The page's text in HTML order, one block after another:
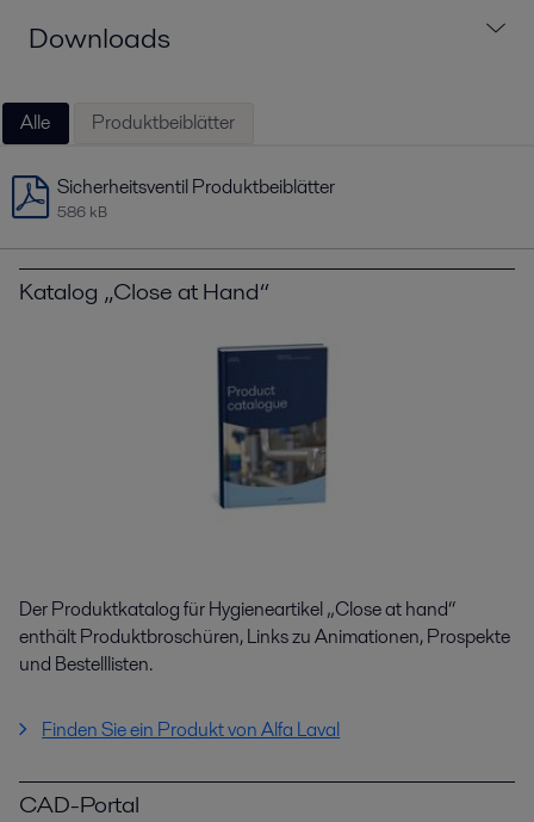
Downloads
Alle Produktbeiblätter
Sicherheitsventil Produktbeiblätter
586 kB
Katalog „Close at Hand“
Der Produktkatalog für Hygieneartikel „Close at hand“
enthält Produktbroschüren, Links zu Animationen, Prospekte
und Bestelllisten.
Finden Sie ein Produkt von Alfa Laval
CAD-Portal